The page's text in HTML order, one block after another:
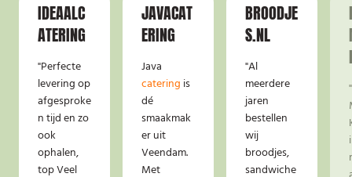
IDEAALC
ATERING
"Perfecte
levering op
afgesproke
n tijd en zo
ook
ophalen,
top Veel
JAVACAT
ERING
Java
catering is
dé
smaakmak
er uit
Veendam.
Met
BROODJE
S.NL
"Al
meerdere
jaren
bestellen
wij
broodjes,
sandwiche